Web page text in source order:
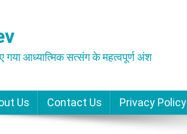
गया आध्यात्मिक सत्संग के महत्वपूर्ण अंश
Us Contact Us Privacy Policy